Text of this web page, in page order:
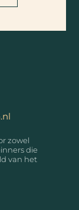
zowel
die
van het